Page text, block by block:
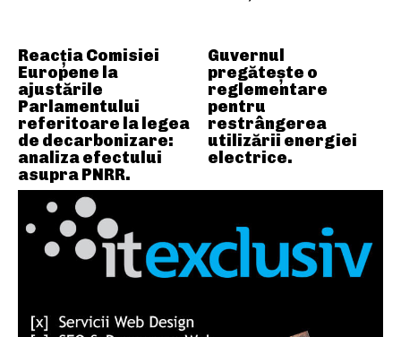
Reacția Comisiei
Europene la
ajustările
Parlamentului
referitoare la legea
de decarbonizare:
analiza efectului
asupra PNRR.
Guvernul
pregătește o
reglementare
pentru
restrângerea
utilizării energiei
electrice.